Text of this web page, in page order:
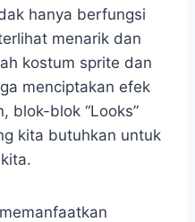
hanya berfungsi
menarik dan
kostum sprite dan
menciptakan efek
blok-blok “Looks”
kita butuhkan untuk